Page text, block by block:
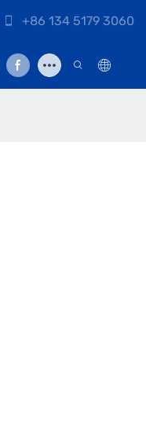
+86 134 5179 3060